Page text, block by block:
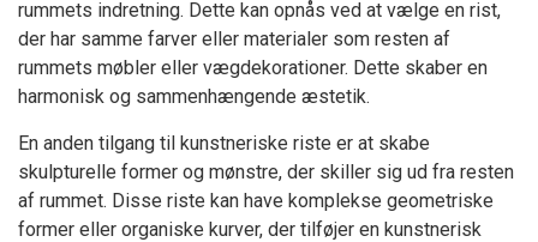
rummets indretning. Dette kan opnås ved at vælge en rist,
der har samme farver eller materialer som resten af
rummets møbler eller vægdekorationer. Dette skaber en
harmonisk og sammenhængende æstetik.
En anden tilgang til kunstneriske riste er at skabe
skulpturelle former og mønstre, der skiller sig ud fra resten
af rummet. Disse riste kan have komplekse geometriske
former eller organiske kurver, der tilføjer en kunstnerisk